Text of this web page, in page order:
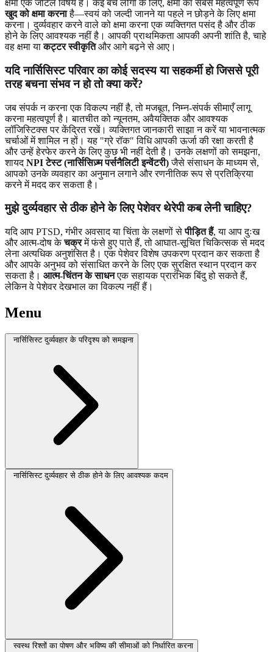
क्षमा एक जटिल विषय है। कई बचे लोगों के लिए, क्षमा का सबसे महत्वपूर्ण रूप
खुद को क्षमा करनाहै—स्वयं को जल्दी जानने या पहले न छोड़ने के लिए क्षमा
करना। दुर्व्यवहार करने वाले को क्षमा करना एक व्यक्तिगत पसंद है और ठीक
होने के लिए आवश्यक नहीं है। आपकी प्राथमिकता आपकी अपनी शांति है, चाहे
वह क्षमा याकट्टर स्वीकृतिऔर आगे बढ़ने से आए।
यदि नार्सिसिस्ट परिवार का कोई सदस्य या सहकर्मी हो जिससे पूरी
तरह बचना संभव न हो तो क्या करें?
जब संपर्क न करना एक विकल्प नहीं है, तो मजबूत, निम्न-संपर्क सीमाएँ लागू
करना महत्वपूर्ण है। बातचीत को न्यूनतम, अवैयक्तिक और आवश्यक
लॉजिस्टिक्स पर केंद्रित रखें। व्यक्तिगत जानकारी साझा न करें या भावनात्मक
चर्चाओं में शामिल न हों। यह "ग्रे रॉक" विधि आपकी ऊर्जा की रक्षा करती है
और उन्हें हेरफेर करने के लिए कुछ भी नहीं देती है। उनके लक्षणों को समझना,
शायदNPI टेस्ट (नार्सिसिज़्म पर्सनैलिटी इन्वेंटरी)जैसे संसाधन के माध्यम से,
आपको उनके व्यवहार का अनुमान लगाने और रणनीतिक रूप से प्रतिक्रिया
करने में मदद कर सकता है।
मुझे दुर्व्यवहार से ठीक होने के लिए पेशेवर थेरेपी कब लेनी चाहिए?
यदि आप PTSD, गंभीर अवसाद या चिंता के लक्षणों सेपीड़ित हैं, या आप दुःख
और आत्म-दोष केचक्रमें फंसे हुए पाते हैं, तो आघात-सूचित चिकित्सक से मदद
लेना अत्यधिक अनुशंसित है। एक पेशेवर विशेष उपकरण प्रदान कर सकता है
और आपके अनुभव को संसाधित करने के लिए एक सुरक्षित स्थान प्रदान कर
सकता है। आत्म-चिंतन के साधनएक सहायक प्रारंभिक बिंदु हो सकते हैं,
लेकिन वे पेशेवर देखभाल का विकल्प नहीं हैं।
Menu
नार्सिसिस्ट दुर्व्यवहार के परिदृश्य को समझना
नार्सिसिस्ट दुर्व्यवहार से ठीक होने के लिए आवश्यक कदम
स्वस्थ रिश्तों का पोषण और भविष्य की सीमाओं को निर्धारित करना